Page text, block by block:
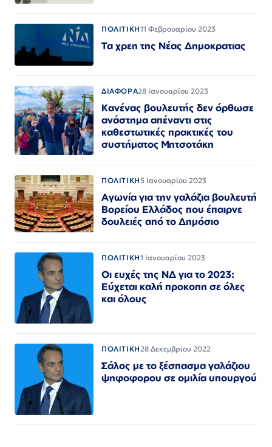
ΠΟΛΙΤΙΚΗ11 Φεβρουαρίου 2023
Τα χρεη της Νέας Δημοκρατιας
ΔΙΑΦΟΡΑ28 Ιανουαρίου 2023
Κανένας βουλευτής δεν όρθωσε
ανάστημα απέναντι στις
καθεστωτικές πρακτικές του
συστήματος Μητσοτάκη
ΠΟΛΙΤΙΚΗ5 Ιανουαρίου 2023
Αγωνία για την γαλάζια βουλευτή
Βορείου Ελλάδος που έπαιρνε
δουλειές από το Δημόσιο
ΠΟΛΙΤΙΚΗ1 Ιανουαρίου 2023
Οι ευχές της ΝΔ για το 2023:
Εύχεται καλή προκοπη σε όλες
και όλους
ΠΟΛΙΤΙΚΗ28 Δεκεμβρίου 2022
Σάλος με το ξέσπασμα γαλάζιου
ψηφοφορου σε ομιλία υπουργού